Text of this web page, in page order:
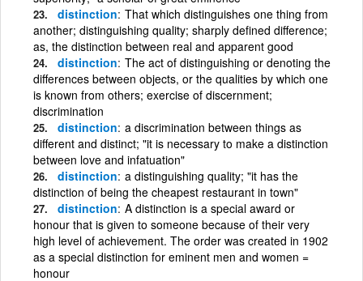
distinction That which distinguishes one thing from
another; distinguishing quality; sharply defined difference;
as, the distinction between real and apparent good
distinction The act of distinguishing or denoting the
differences between objects, or the qualities by which one
is known from others; exercise of discernment;
discrimination
distinction a discrimination between things as
different and distinct; "it is necessary to make a distinction
between love and infatuation"
distinction a distinguishing quality; "it has the
distinction of being the cheapest restaurant in town"
distinction A distinction is a special award or
honour that is given to someone because of their very
high level of achievement. The order was created in 1902
as a special distinction for eminent men and women =
honour